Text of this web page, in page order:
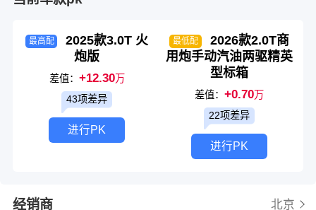
最高配
2025款3.0T 火
炮版
差值： +12.30万
43项差异
进行PK
最低配
2026款2.0T商
用炮手动汽油两驱精英
型标箱
差值： +0.70万
22项差异
进行PK
经销商 北京